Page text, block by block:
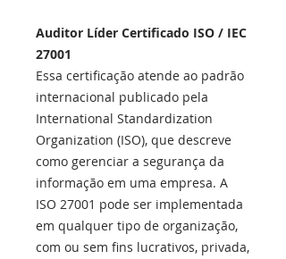
Auditor Líder Certificado ISO / IEC
27001
Essa certificação atende ao padrão
internacional publicado pela
International Standardization
Organization (ISO), que descreve
como gerenciar a segurança da
informação em uma empresa. A
ISO 27001 pode ser implementada
em qualquer tipo de organização,
com ou sem fins lucrativos, privada,